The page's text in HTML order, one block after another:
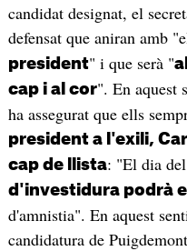
candidat designat, el
defensat que aniran amb
president" i que serà "
cap i al cor". En aquest
ha assegurat que ells
president a l'exili,
cap de llista: "El dia
d'investidura podrà
d'amnistia". En aquest
candidatura de